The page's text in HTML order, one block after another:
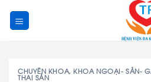
CHUYÊN KHOA, KHOA NGOẠI- SẢN-
THAI SẢN